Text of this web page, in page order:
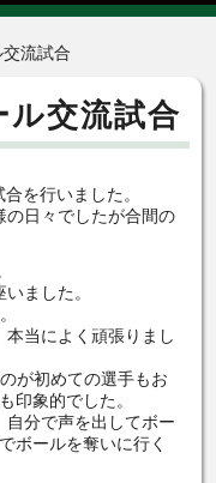
流試合
ル交流試合
を行いました。
の日々でしたが合間の
ました。
当によく頑張りまし
が初めての選手もお
印象的でした。
分で声を出してボー
ボールを奪いに行く